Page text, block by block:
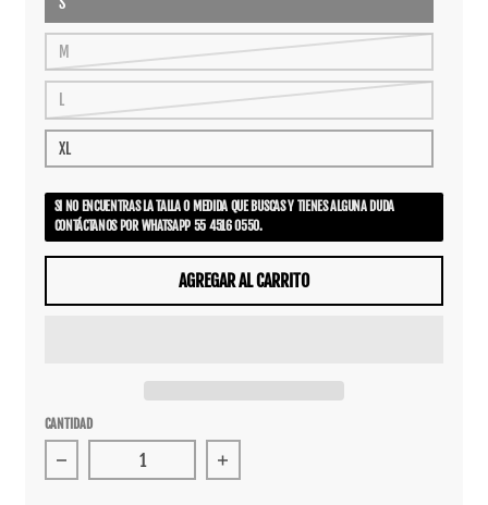
M
L
XL
SI NO ENCUENTRAS LA TALLA O MEDIDA QUE BUSCAS Y TIENES ALGUNA DUDA
CONTÁCTANOS POR WHATSAPP 55 4516 0550.
AGREGAR AL CARRITO
CANTIDAD
Reducir cantidad para Playera DC X Star Wars Mando
Aumentar cantidad para Playera